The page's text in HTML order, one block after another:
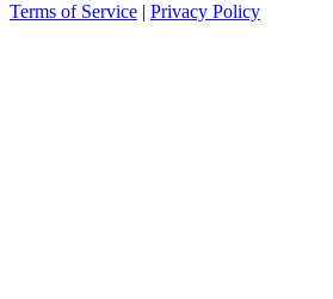
Terms of Service | Privacy Policy